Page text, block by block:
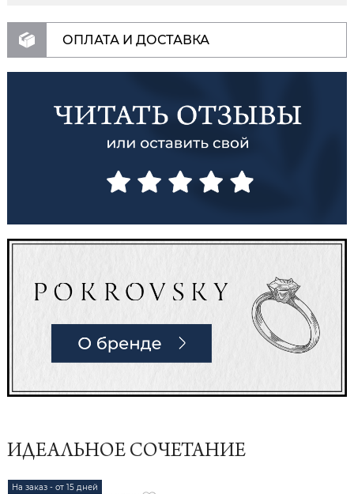
ОПЛАТА И ДОСТАВКА
ИДЕАЛЬНОЕ СОЧЕТАНИЕ
На заказ - от 15 дней